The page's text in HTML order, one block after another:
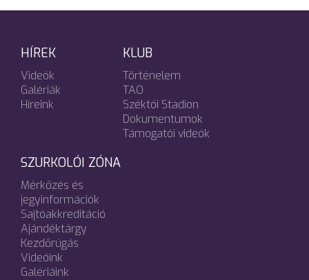
HÍREK
Videók
Galériák
Híreink
KLUB
Történelem
TAO
Széktói Stadion
Dokumentumok
Támogatói videók
SZURKOLÓI ZÓNA
Mérkőzés és
jegyinformációk
Sajtóakkreditáció
Ajándéktárgy
Kezdőrúgás
Videóink
Galériáink